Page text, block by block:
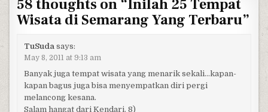
58 thoughts on “Inilah 25 Tempat
Wisata di Semarang Yang Terbaru”
TuSuda says:
May 8, 2011 at 9:13 am
Banyak juga tempat wisata yang menarik sekali…kapan-
kapan bagus juga bisa menyempatkan diri pergi
melancong kesana.
Salam hangat dari Kendari. 8)